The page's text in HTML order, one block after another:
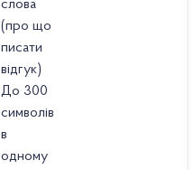
слова
(про що
писати
відгук)
До 300
символів
в
одному